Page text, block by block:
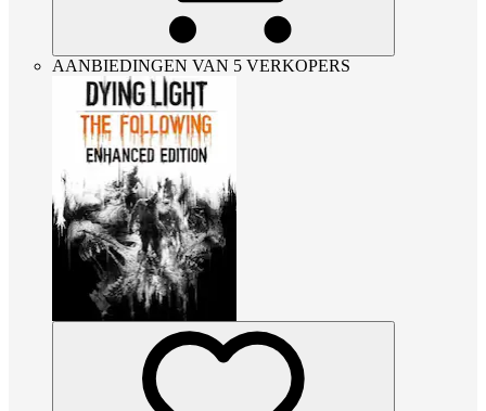
AANBIEDINGEN VAN 5 VERKOPERS